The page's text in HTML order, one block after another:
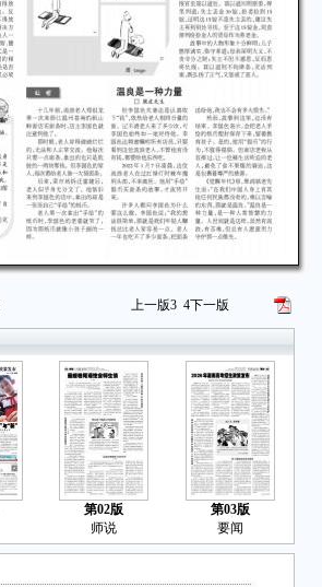
上一版3 4下一版
第02版
师说
第03版
要闻